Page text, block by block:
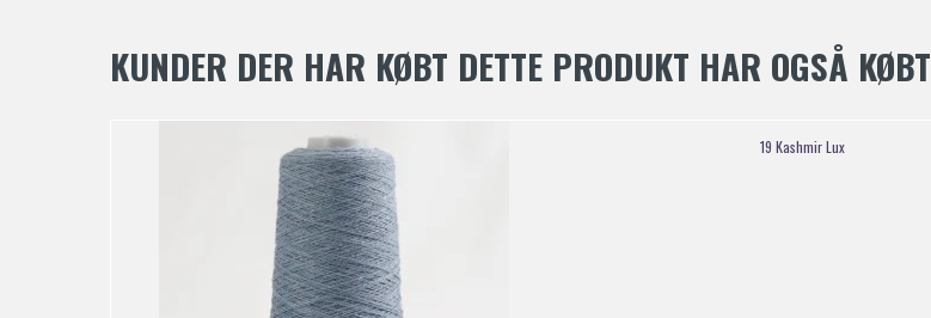
KUNDER DER HAR KØBT DETTE PRODUKT HAR OGSÅ KØBT
19 Kashmir Lux